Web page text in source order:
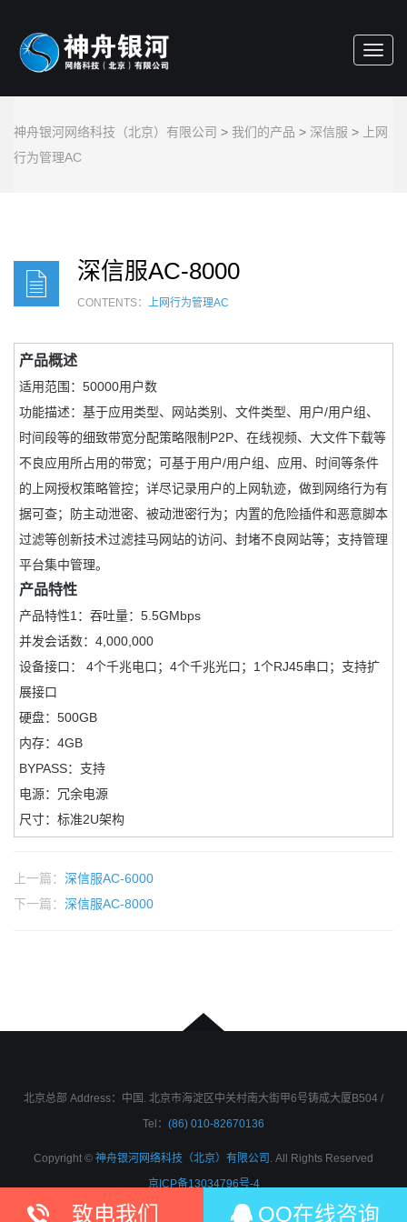
神舟银河网络科技（北京）有限公司 > 我们的产品 > 深信服 >
上网
行为管理AC
深信服AC-8000
CONTENTS： 上网行为管理AC
产品概述
适用范围 ： 50000用户数
功能描述： 基于应用类型、网站类别、文件类型、用户/用户组、
时间段等的细致带宽分配策略限制P2P、在线视频、大文件下载等
不良应用所占用的带宽；可基于用户/用户组、应用、时间等条件
的上网授权策略管控；详尽记录用户的上网轨迹，做到网络行为有
据可查；防主动泄密、被动泄密行为；内置的危险插件和恶意脚本
过滤等创新技术过滤挂马网站的访问、封堵不良网站等；支持管理
平台集中管理。
产品特性
产品特性1 ： 吞吐量：5.5GMbps
并发会话数：4,000,000
设备接口： 4个千兆电口；4个千兆光口；1个RJ45串口；支持扩
展接口
硬盘：500GB
内存：4GB
BYPASS：支持
电源：冗余电源
尺寸：标准2U架构
上一篇： 深信服AC-6000
下一篇： 深信服AC-8000
北京总部 Address：中国. 北京市海淀区中关村南大街甲6号铸成大厦B504 /
Tel： (86) 010-82670136
Copyright © 神舟银河网络科技（北京）有限公司 . All Rights Reserved
京ICP备13034796号-4
致电我们 QQ在线咨询